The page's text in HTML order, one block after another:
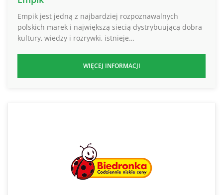
Empik jest jedną z najbardziej rozpoznawalnych
polskich marek i największą siecią dystrybuującą dobra
kultury, wiedzy i rozrywki, istnieje…
WIĘCEJ INFORMACJI